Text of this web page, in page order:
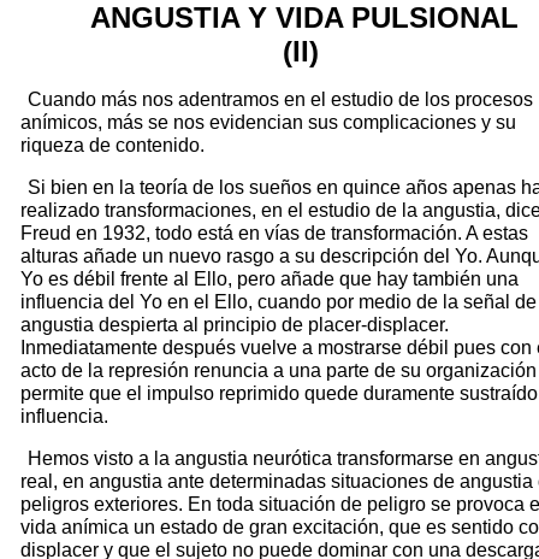
ANGUSTIA Y VIDA PULSIONAL
(II)
Cuando más nos adentramos en el estudio de los procesos
anímicos, más se nos evidencian sus complicaciones y su
riqueza de contenido.
Si bien en la teoría de los sueños en quince años apenas
realizado transformaciones, en el estudio de la angustia,
Freud en 1932, todo está en vías de transformación. A estas
alturas añade un nuevo rasgo a su descripción del Yo.
Yo es débil frente al Ello, pero añade que hay también una
influencia del Yo en el Ello, cuando por medio de la señal de
angustia despierta al principio de placer-displacer.
Inmediatamente después vuelve a mostrarse débil pues con
acto de la represión renuncia a una parte de su
permite que el impulso reprimido quede duramente
influencia.
Hemos visto a la angustia neurótica transformarse en
real, en angustia ante determinadas situaciones de angustia
peligros exteriores. En toda situación de peligro se provoca
vida anímica un estado de gran excitación, que es sentido
displacer y que el sujeto no puede dominar con una